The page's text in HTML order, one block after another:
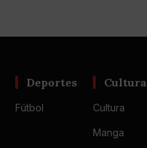
Deportes
Fútbol
Cultura
Cultura
Manga